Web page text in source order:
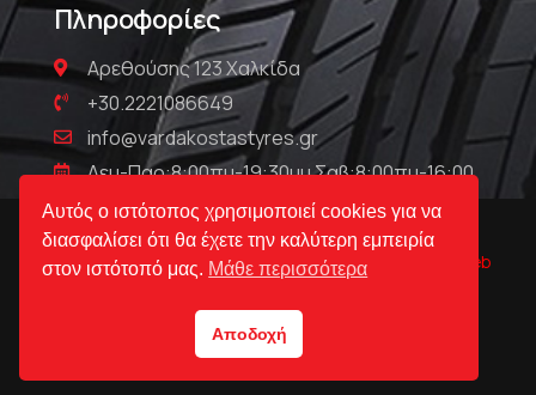
Πληροφορίες
Αρεθούσης 123 Χαλκίδα
+30.2221086649
info@vardakostastyres.gr
Δευ-Παρ:8:00πμ-19:30μμ Σαβ:8:00πμ-16:00
© Βαρδακώστας | Ελαστικά & Ζάντες 2023 Powered by
Web
Αυτός ο ιστότοπος χρησιμοποιεί cookies για να
διασφαλίσει ότι θα έχετε την καλύτερη εμπειρία
στον ιστότοπό μας. Μάθε περισσότερα
Αποδοχή